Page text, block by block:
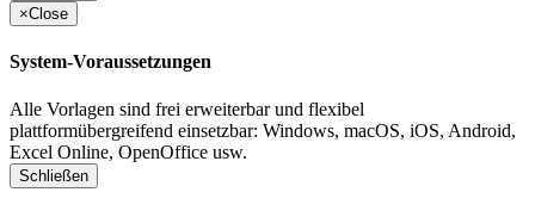
×Close
System-Voraussetzungen
Alle Vorlagen sind frei erweiterbar und flexibel
plattformübergreifend einsetzbar: Windows, macOS, iOS, Android,
Excel Online, OpenOffice usw.
Schließen